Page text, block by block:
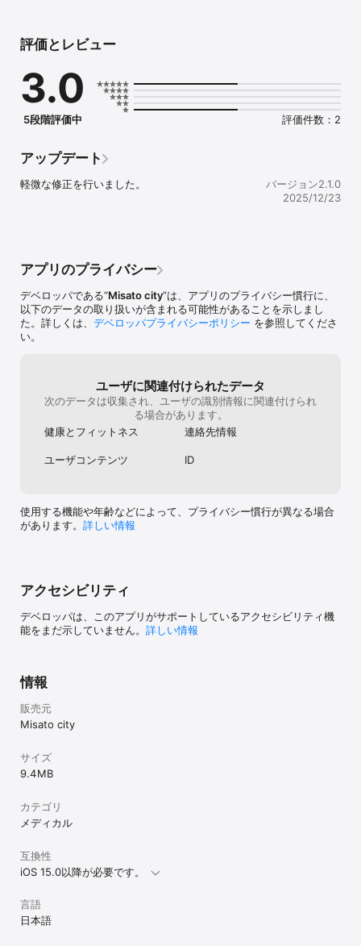
・予防接種指定医療機関の検索とかかりつけの登録
・病院、診療所、歯科診療所、薬局、助産所、保健所の検索
・お子さんの成長の記録（身長・体重の記録）
・子育てに役立つ情報の確認
・感染症の流行情報の確認　など
者のご負担となります。
お問合せ　三郷市健康推進課
評価とレビュー
3.0
5段階評価中 評価件数：2
アップデート
軽微な修正を行いました。
バージョン2.1.0
2025/12/23
アプリのプライバシー
デベロッパである“Misato city”は、アプリのプライバシー慣行に、
以下のデータの取り扱いが含まれる可能性があることを示しまし
た。詳しくは、 デベロッパプライバシーポリシー を参照してくださ
い。
ユーザに関連付けられたデータ
次のデータは収集され、ユーザの識別情報に関連付けられ
る場合があります。
健康とフィットネス
連絡先情報
ユーザコンテンツ ID
使用する機能や年齢などによって、プライバシー慣行が異なる場合
があります。 詳しい情報
アクセシビリティ
デベロッパは、このアプリがサポートしているアクセシビリティ機
能をまだ示していません。 詳しい情報
情報
販売元
Misato city
サイズ
9.4 MB
カテゴリ
メディカル
互換性
iOS 15.0以降が必要です。
言語
日本語